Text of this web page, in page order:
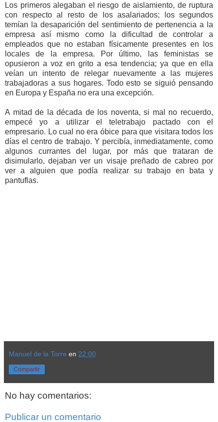
Los primeros alegaban el riesgo de aislamiento, de ruptura
con respecto al resto de los asalariados; los segundos
temían la desaparición del sentimiento de pertenencia a la
empresa así mismo como la dificultad de controlar a
empleados que no estaban físicamente presentes en los
locales de la empresa. Por último, las feministas se
opusieron a voz en grito a esa tendencia; ya que en ella
veían un intento de relegar nuevamente a las mujeres
trabajadoras a sus hogares. Todo esto se siguió pensando
en Europa y España no era una excepción.
A mitad de la década de los noventa, si mal no recuerdo,
empecé yo a utilizar el teletrabajo pactado con el
empresario. Lo cual no era óbice para que visitara todos los
días el centro de trabajo. Y percibía, inmediatamente, como
algunos currantes del lugar, por más que trataran de
disimularlo, dejaban ver un visaje preñado de cabreo por
ver a alguien que podía realizar su trabajo en bata y
pantuflas.
Manuel de la Torre en 22:00
Compartir
No hay comentarios:
Publicar un comentario